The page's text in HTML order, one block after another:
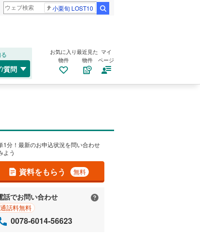
小栗旬 LOST10
質問
お気に入り
物件
最近見た
物件
マイ
ページ
1分！最新のお申込状況を問い合わせ
よう
資料をもらう 無料
話でお問い合わせ
通話料無料
0078-6014-56623